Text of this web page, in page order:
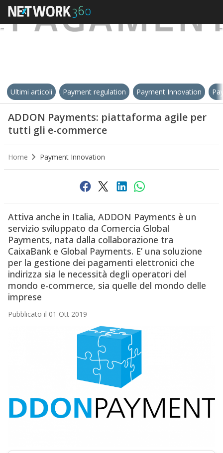
Ultimi articoli Payment regulation Payment Innovation
ADDON Payments: piattaforma agile per
tutti gli e-commerce
Home Payment Innovation
Attiva anche in Italia, ADDON Payments è un
servizio sviluppato da Comercia Global
Payments, nata dalla collaborazione tra
CaixaBank e Global Payments. E’ una soluzione
per la gestione dei pagamenti elettronici che
indirizza sia le necessità degli operatori del
mondo e-commerce, sia quelle del mondo delle
imprese
Pubblicato il 01 Ott 2019